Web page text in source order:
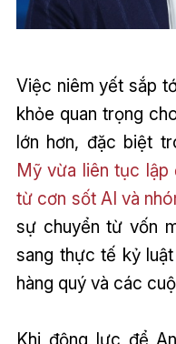
Việc niêm yết sắp
khỏe quan trọng
lớn hơn, đặc biệt
Mỹ vừa liên tục lập
từ cơn sốt AI và
sự chuyển từ vốn
sang thực tế kỷ
hàng quý và các
Khi động lực để